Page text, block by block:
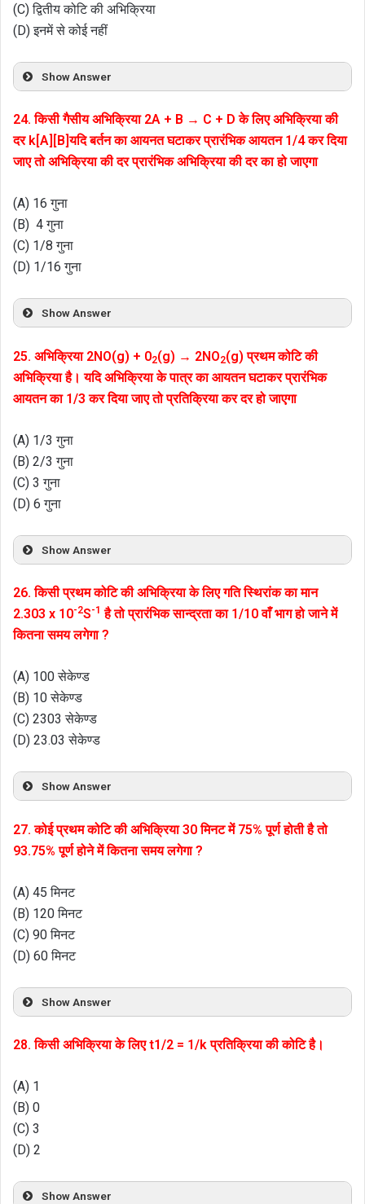
(C) द्वितीय कोटि की अभिक्रिया
(D) इनमें से कोई नहीं
Show Answer
24. किसी गैसीय अभिक्रिया 2A + B → C + D के लिए अभिक्रिया की
दर k[A][B]यदि बर्तन का आयनत घटाकर प्रारंभिक आयतन 1/4 कर दिया
जाए तो अभिक्रिया की दर प्रारंभिक अभिक्रिया की दर का हो जाएगा
(A) 16 गुना
(B) 4 गुना
(C) 1/8 गुना
(D) 1/16 गुना
Show Answer
25. अभिक्रिया 2NO(g) + 02(g) → 2NO2(g) प्रथम कोटि की
अभिक्रिया है। यदि अभिक्रिया के पात्र का आयतन घटाकर प्रारंभिक
आयतन का 1/3 कर दिया जाए तो प्रतिक्रिया कर दर हो जाएगा
(A) 1/3 गुना
(B) 2/3 गुना
(C) 3 गुना
(D) 6 गुना
Show Answer
26. किसी प्रथम कोटि की अभिक्रिया के लिए गति स्थिरांक का मान
2.303 x 10-2S-1 है तो प्रारंभिक सान्द्रता का 1/10 वाँ भाग हो जाने में
कितना समय लगेगा ?
(A) 100 सेकेण्ड
(B) 10 सेकेण्ड
(C) 2303 सेकेण्ड
(D) 23.03 सेकेण्ड
Show Answer
27. कोई प्रथम कोटि की अभिक्रिया 30 मिनट में 75% पूर्ण होती है तो
93.75% पूर्ण होने में कितना समय लगेगा ?
(A) 45 मिनट
(B) 120 मिनट
(C) 90 मिनट
(D) 60 मिनट
Show Answer
28. किसी अभिक्रिया के लिए t1/2 = 1/k प्रतिक्रिया की कोटि है।
(A) 1
(B) 0
(C) 3
(D) 2
Show Answer